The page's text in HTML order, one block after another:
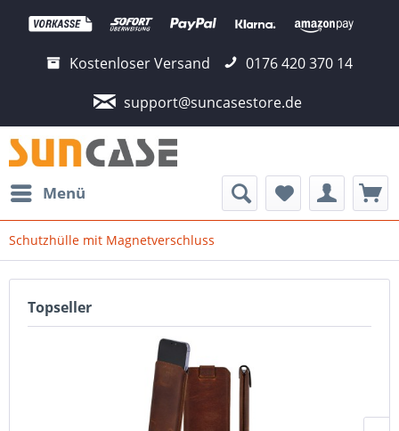
Kostenloser Versand
0176 420 370 14
support@suncasestore.de
Menü
Schutzhülle mit Magnetverschluss
Topseller